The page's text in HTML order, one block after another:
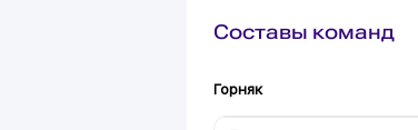
Составы команд
Горняк